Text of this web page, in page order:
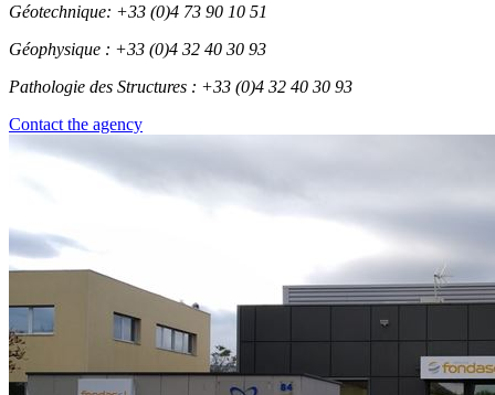
Géotechnique: +33 (0)4 73 90 10 51
Géophysique : +33 (0)4 32 40 30 93
Pathologie des Structures : +33 (0)4 32 40 30 93
Contact the agency